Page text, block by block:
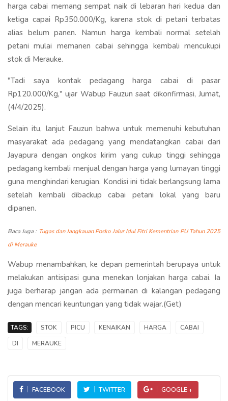
harga cabai memang sempat naik di lebaran hari kedua dan
ketiga capai Rp350.000/Kg, karena stok di petani terbatas
alias belum panen. Namun harga kembali normal setelah
petani mulai memanen cabai sehingga kembali mencukupi
stok di Merauke.
"Tadi saya kontak pedagang harga cabai di pasar
Rp120.000/Kg," ujar Wabup Fauzun saat dikonfirmasi, Jumat,
(4/4/2025).
Selain itu, lanjut Fauzun bahwa untuk memenuhi kebutuhan
masyarakat ada pedagang yang mendatangkan cabai dari
Jayapura dengan ongkos kirim yang cukup tinggi sehingga
pedagang kembali menjual dengan harga yang lumayan tinggi
guna menghindari kerugian. Kondisi ini tidak berlangsung lama
setelah kembali dibackup cabai petani lokal yang baru
dipanen.
Baca Juga : Tugas dan Jangkauan Posko Jalur Idul Fitri Kementrian PU Tahun 2025
di Merauke
Wabup menambahkan, ke depan pemerintah berupaya untuk
melakukan antisipasi guna menekan lonjakan harga cabai. Ia
juga berharap jangan ada permainan di kalangan pedagang
dengan mencari keuntungan yang tidak wajar.(Get)
TAGS: STOK PICU KENAIKAN HARGA
CABAI
DI
MERAUKE
FACEBOOK TWITTER GOOGLE +